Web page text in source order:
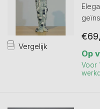
Vergelijk
Op
Voor